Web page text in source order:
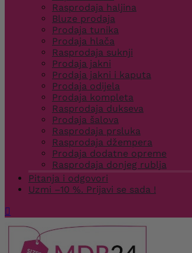
Rasprodaja haljina
Bluze prodaja
Prodaja tunika
Prodaja hlača
Rasprodaja suknji
Prodaja jakni
Prodaja jakni i kaputa
Prodaja odijela
Prodaja kompleta
Rasprodaja dukseva
Prodaja šalova
Rasprodaja prsluka
Rasprodaja džempera
Prodaja dodatne opreme
Rasprodaja donjeg rublja
Pitanja i odgovori
Uzmi –10 %. Prijavi se sada !
